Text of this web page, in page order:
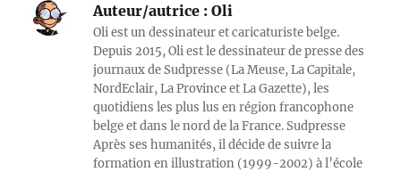
Auteur/autrice : Oli
Oli est un dessinateur et caricaturiste belge.
Depuis 2015, Oli est le dessinateur de presse des
journaux de Sudpresse (La Meuse, La Capitale,
NordEclair, La Province et La Gazette), les
quotidiens les plus lus en région francophone
belge et dans le nord de la France. Sudpresse
Après ses humanités, il décide de suivre la
formation en illustration (1999-2002) à l’école